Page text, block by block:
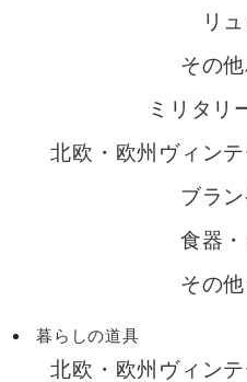
リ
その
ミリタリ
北欧・欧州ヴィン
ブラ
食器
その
暮らしの道具
北欧・欧州ヴィン